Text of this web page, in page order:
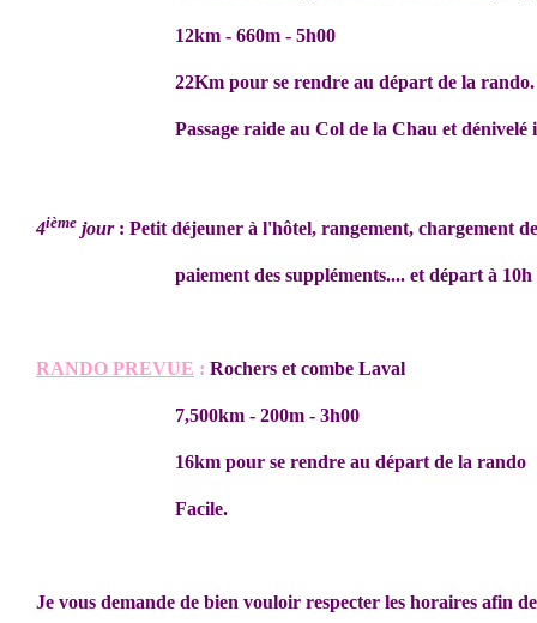
12km - 660m - 5h00
22Km pour se rendre au départ de la rando.
Passage raide au Col de la Chau et dénivelé
4ième jour: Petit déjeuner à l'hôtel, rangement, chargement de
paiement des suppléments.... et départ à 10h
RANDO PREVUE : Rochers et combe Laval
7,500km - 200m - 3h00
16km pour se rendre au départ de la rando
Facile.
Je vous demande de bien vouloir respecter les horaires afin